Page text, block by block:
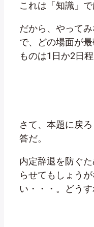
これは「知識」
だから、やって
で、どの場面が
ものは1日か2日
さて、本題に戻
答だ。
内定辞退を防ぐ
らせてもしょう
い・・・。どうす